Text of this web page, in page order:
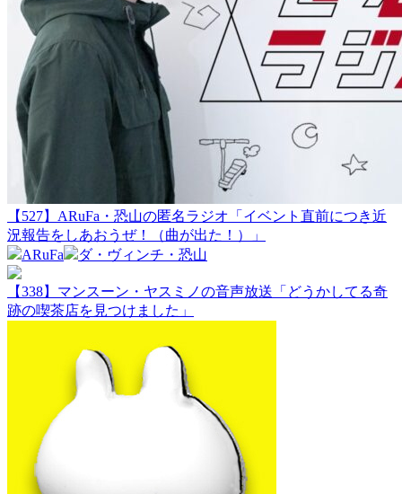
【527】ARuFa・恐山の匿名ラジオ「イベント直前につき近
況報告をしあおうぜ！（曲が出た！）」
ARuFa
ダ・ヴィンチ・恐山
【338】マンスーン・ヤスミノの音声放送「どうかしてる奇
跡の喫茶店を見つけました」